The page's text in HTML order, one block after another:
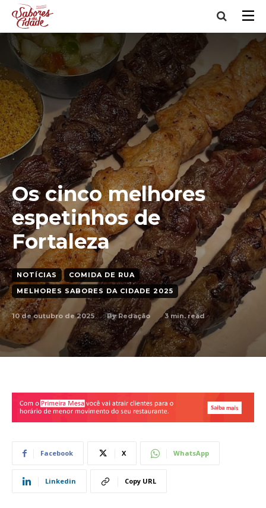
Os cinco melhores
espetinhos de
Fortaleza
NOTÍCIAS
COMIDA DE RUA
MELHORES SABORES DA CIDADE 2025
10 de outubro de 2025 By Redação 3 min. read
Facebook X WhatsApp
Linkedin Copy URL